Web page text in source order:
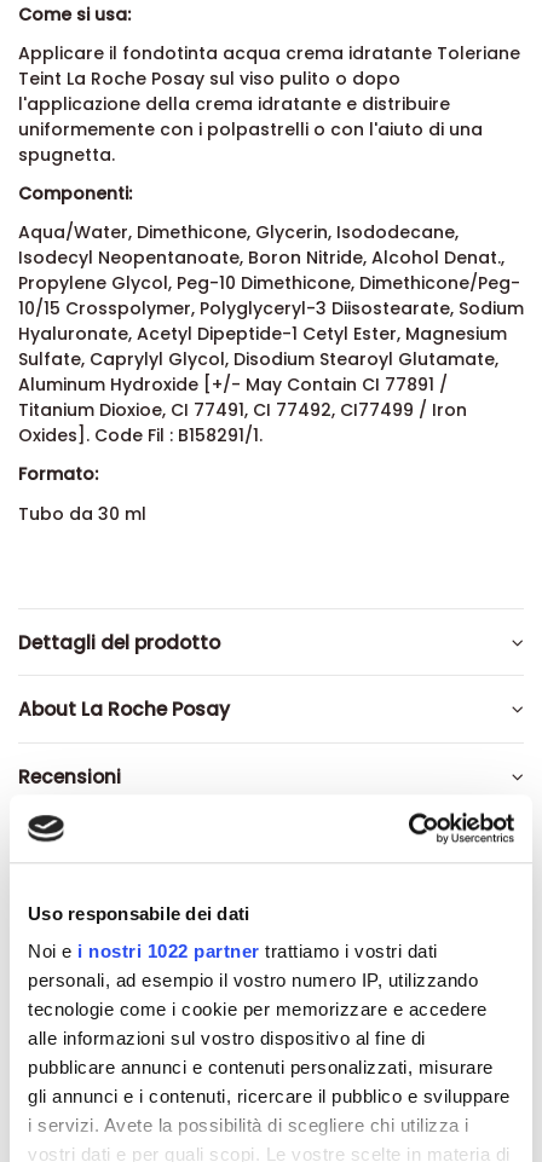
Uso responsabile dei dati
Noi e i nostri 1022 partner trattiamo i vostri dati
personali, ad esempio il vostro numero IP, utilizzando
tecnologie come i cookie per memorizzare e accedere
alle informazioni sul vostro dispositivo al fine di
pubblicare annunci e contenuti personalizzati, misurare
gli annunci e i contenuti, ricercare il pubblico e sviluppare
i servizi. Avete la possibilità di scegliere chi utilizza i
vostri dati e per quali scopi. Le vostre scelte in materia di
Come si usa:
Applicare il fondotinta acqua crema idratante Toleriane
Teint La Roche Posay sul viso pulito o dopo
l'applicazione della crema idratante e distribuire
uniformemente con i polpastrelli o con l'aiuto di una
spugnetta.
Componenti:
Aqua/Water, Dimethicone, Glycerin, Isododecane,
Isodecyl Neopentanoate, Boron Nitride, Alcohol Denat.,
Propylene Glycol, Peg-10 Dimethicone, Dimethicone/Peg-
10/15 Crosspolymer, Polyglyceryl-3 Diisostearate, Sodium
Hyaluronate, Acetyl Dipeptide-1 Cetyl Ester, Magnesium
Sulfate, Caprylyl Glycol, Disodium Stearoyl Glutamate,
Aluminum Hydroxide [+/- May Contain CI 77891 /
Titanium Dioxioe, CI 77491, CI 77492, CI77499 / Iron
Oxides]. Code Fil : B158291/1.
Formato:
Tubo da 30 ml
Dettagli del prodotto
About La Roche Posay
Recensioni
Altri prodotti che potrebbero
interessarti